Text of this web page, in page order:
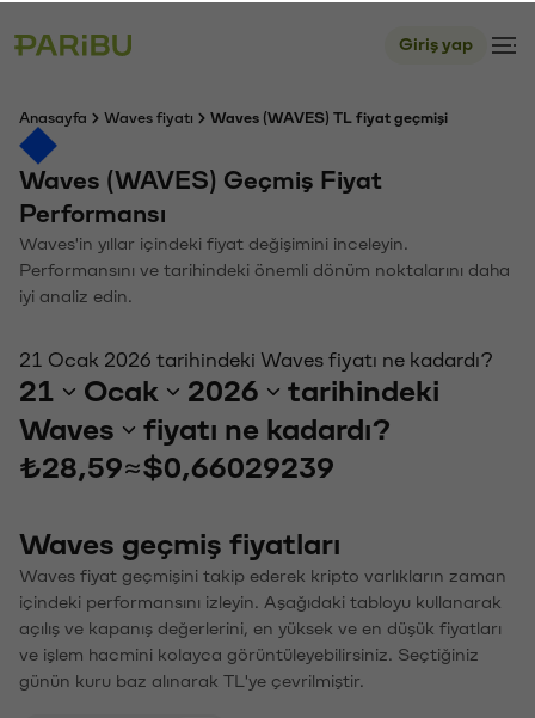
Giriş yap
Anasayfa Waves fiyatı Waves (WAVES) TL fiyat geçmişi
Waves (WAVES) Geçmiş Fiyat
Performansı
Waves'in yıllar içindeki fiyat değişimini inceleyin.
Performansını ve tarihindeki önemli dönüm noktalarını daha
iyi analiz edin.
21 Ocak 2026 tarihindeki Waves fiyatı ne kadardı?
21 Ocak 2026
tarihindeki
Waves
fiyatı ne kadardı?
₺28,59≈$0,66029239
Waves geçmiş fiyatları
Waves fiyat geçmişini takip ederek kripto varlıkların zaman
içindeki performansını izleyin. Aşağıdaki tabloyu kullanarak
açılış ve kapanış değerlerini, en yüksek ve en düşük fiyatları
ve işlem hacmini kolayca görüntüleyebilirsiniz. Seçtiğiniz
günün kuru baz alınarak TL'ye çevrilmiştir.